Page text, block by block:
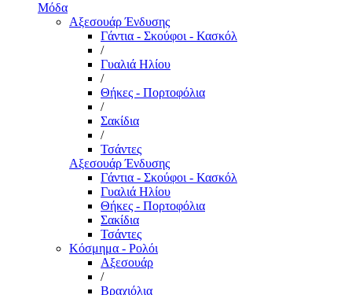
Μόδα
Αξεσουάρ Ένδυσης
Γάντια - Σκούφοι - Κασκόλ
/
Γυαλιά Ηλίου
/
Θήκες - Πορτοφόλια
/
Σακίδια
/
Τσάντες
Αξεσουάρ Ένδυσης
Γάντια - Σκούφοι - Κασκόλ
Γυαλιά Ηλίου
Θήκες - Πορτοφόλια
Σακίδια
Τσάντες
Κόσμημα - Ρολόι
Αξεσουάρ
/
Βραχιόλια